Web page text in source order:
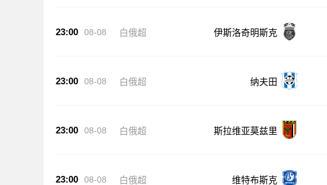
23:00 08-08 白俄超 伊斯洛奇明斯克
23:00 08-08 白俄超 纳夫田
23:00 08-08 白俄超 斯拉维亚莫兹里
23:00 08-08 白俄超 维特布斯克